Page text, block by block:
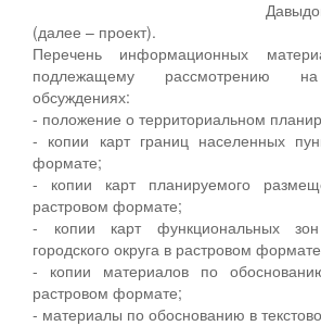
(далее – проект).
Перечень информационных
подлежащему рассмотрению
обсуждениях:
- положение о территориальном
- копии карт границ населенных
формате;
- копии карт планируемого
растровом формате;
- копии карт функциональных
городского округа в растровом
- копии материалов по
растровом формате;
- материалы по обоснованию в